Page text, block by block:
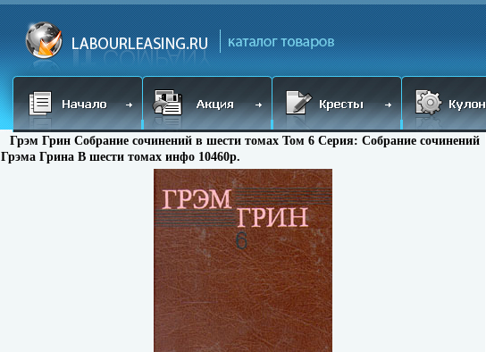
Грэм Грин Собрание сочинений в шести томах Том 6 Серия: Собрание сочинений
Грэма Грина В шести томах инфо 10460p.